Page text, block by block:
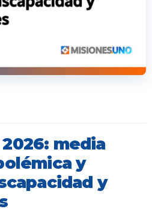
media
y
y